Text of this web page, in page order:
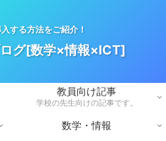
する方法をご紹介！
グ[数学×情報×ICT]
教員向け記事
学校の先生向けの記事です。
数学・情報